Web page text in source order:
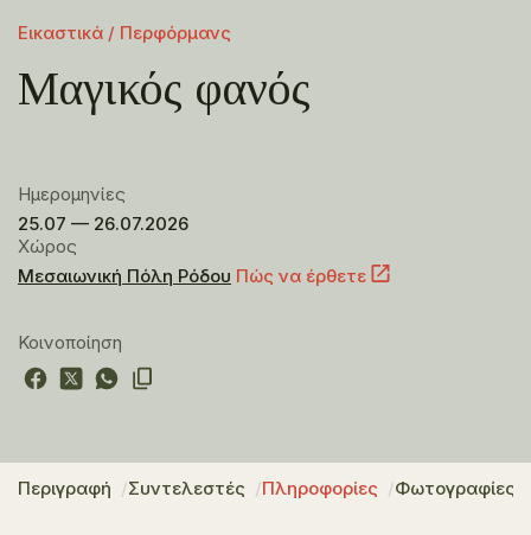
Εικαστικά / Περφόρμανς
Μαγικός φανός
Ημερομηνίες
25.07 — 26.07.2026
Χώρος
Μεσαιωνική Πόλη Ρόδου Πώς να έρθετε
Κοινοποίηση
Περιγραφή Συντελεστές Πληροφορίες Φωτογραφίες